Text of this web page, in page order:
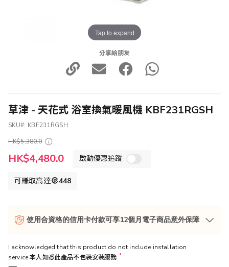
Tap to expand
分享給朋友
草津 - 天花式 浴室換氣暖風機 KBF231RGSH
SKU
KBF231RGSH
HK$5,380.0
特
殊
HK$4,480.0 啟動優惠追蹤
可賺取高達 448
使用合資格的信用卡付款可享12個月電子商品意外保障
I acknowledged that this product do not include installation
service 本人知悉此產品不包裝安裝服務